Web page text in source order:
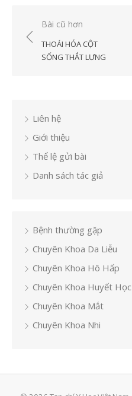
Điều
hướng
Bài cũ hơn
THOÁI HÓA CỘT
SỐNG THẮT LƯNG
Liên hệ
Giới thiệu
Thể lệ gửi bài
Danh sách tác giả
Bệnh thường gặp
Chuyên Khoa Da Liễu
Chuyên Khoa Hô Hấp
Chuyên Khoa Huyết Học
Chuyên Khoa Mắt
Chuyên Khoa Nhi